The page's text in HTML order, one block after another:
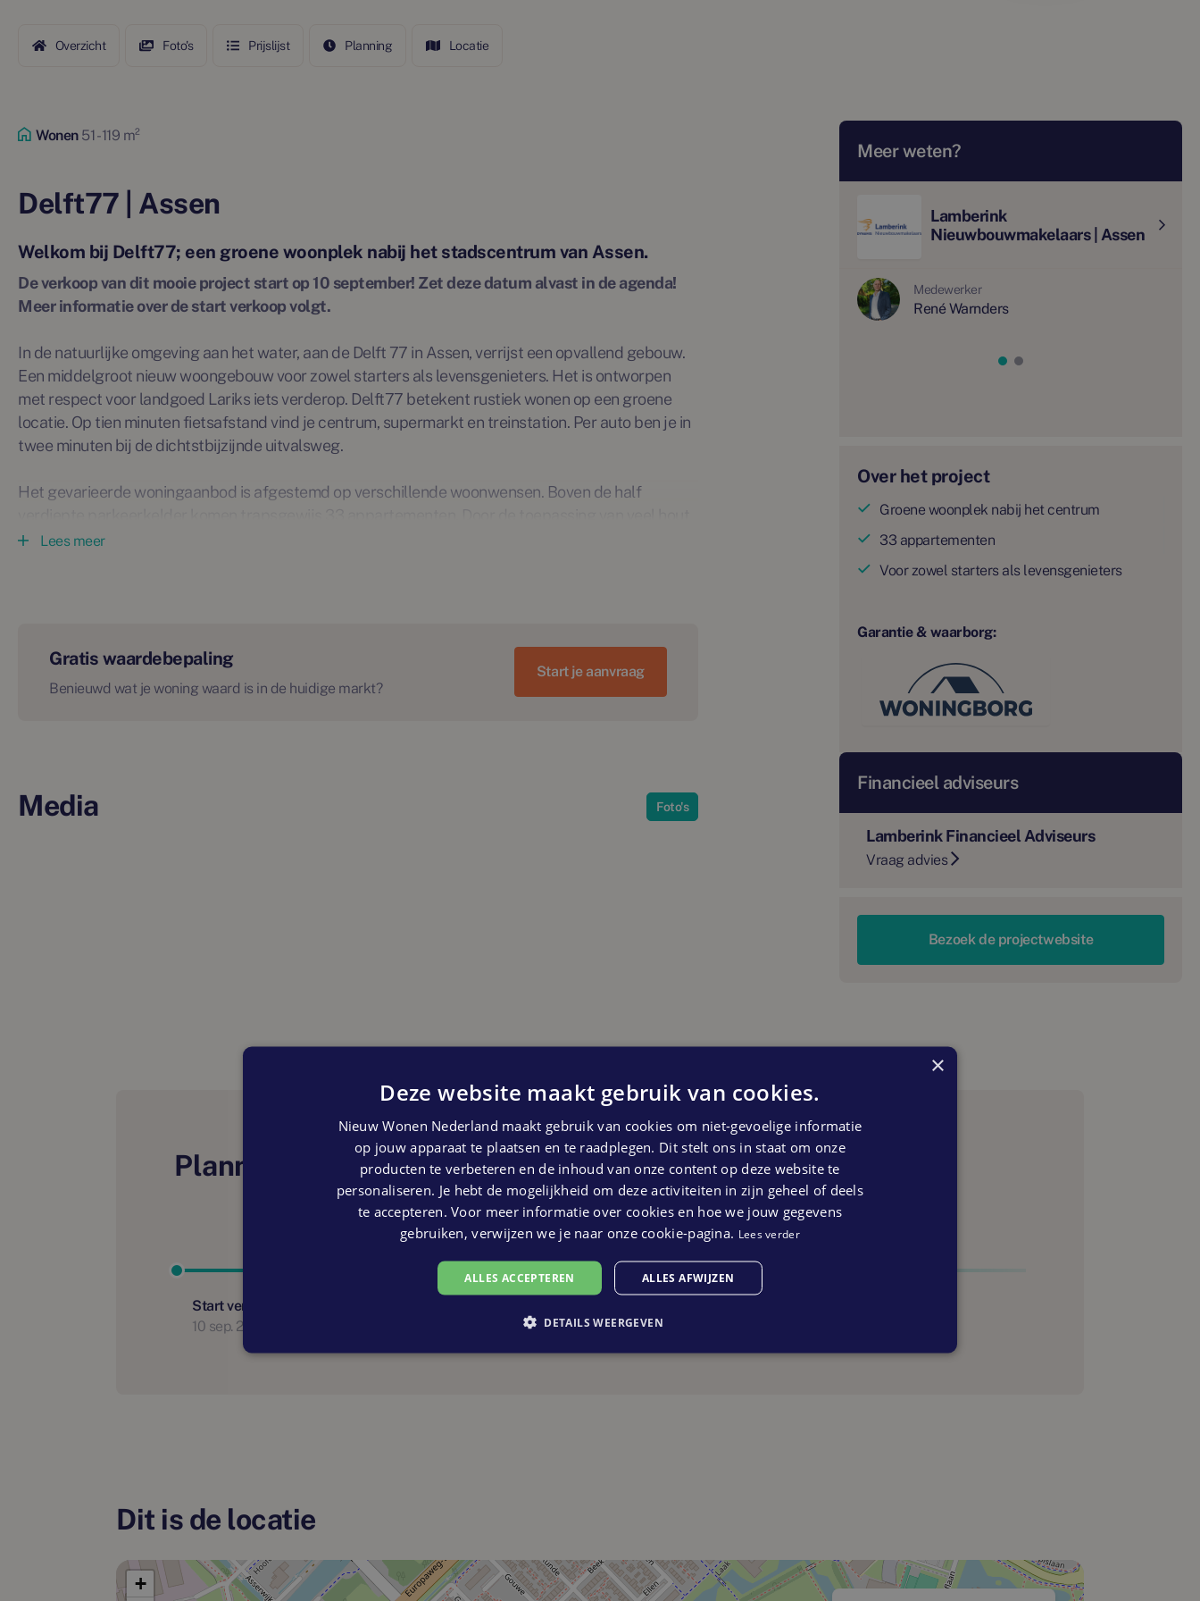
Overzicht Foto's Prijslijst Planning Locatie
Wonen51 - 119 m²
Delft77 | Assen
Welkom bij Delft77; een groene woonplek nabij het stadscentrum van Assen.
De verkoop van dit mooie project start op 10 september! Zet deze datum alvast in de agenda!
Meer informatie over de start verkoop volgt.
In de natuurlijke omgeving aan het water, aan de Delft 77 in Assen, verrijst een opvallend gebouw.
Een middelgroot nieuw woongebouw voor zowel starters als levensgenieters. Het is ontworpen
met respect voor landgoed Lariks iets verderop. Delft77 betekent rustiek wonen op een groene
locatie. Op tien minuten fietsafstand vind je centrum, supermarkt en treinstation. Per auto ben je in
twee minuten bij de dichtstbijzijnde uitvalsweg.
Het gevarieerde woningaanbod is afgestemd op verschillende woonwensen. Boven de half
vormt het gebouw één geheel met de groene omgeving. Binnen en buiten lopen vloeiend in elkaar
groen en stedelijke voorzieningen.
Benieuwd? Schrijf je in voor de nieuwsbrief op nieuwwonennederland.nl of op
*Getoonde afbeeldingen zijn ter inspiratie, hier kunnen geen rechten aan worden ontleent.
Lees meer
Gratis waardebepaling
Benieuwd wat je woning waard is in de huidige markt?
Start je aanvraag
Media Foto's
Meer weten?
Lamberink
Nieuwbouwmakelaars | Assen
Medewerker
René Warnders
Over het project
Groene woonplek nabij het centrum
33 appartementen
Voor zowel starters als levensgenieters
Garantie & waarborg:
Financieel adviseurs
Lamberink Financieel Adviseurs
Vraag advies
Bezoek de projectwebsite
Planning
Start verkoop
10 sep. 2026
Nog niet bekend
Dit is de locatie
+
×
Deze website maakt gebruik van cookies.
Nieuw Wonen Nederland maakt gebruik van cookies om niet-gevoelige informatie
op jouw apparaat te plaatsen en te raadplegen. Dit stelt ons in staat om onze
producten te verbeteren en de inhoud van onze content op deze website te
personaliseren. Je hebt de mogelijkheid om deze activiteiten in zijn geheel of deels
te accepteren. Voor meer informatie over cookies en hoe we jouw gegevens
gebruiken, verwijzen we je naar onze cookie-pagina. Lees verder
ALLES ACCEPTEREN ALLES AFWIJZEN
DETAILS WEERGEVEN